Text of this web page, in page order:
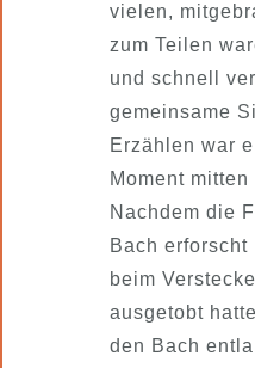
vielen,
zum Teilen
und schnell
gemeinsame
Erzählen war
Moment mitten
Nachdem die
Bach erforscht
beim
ausgetobt
den Bach